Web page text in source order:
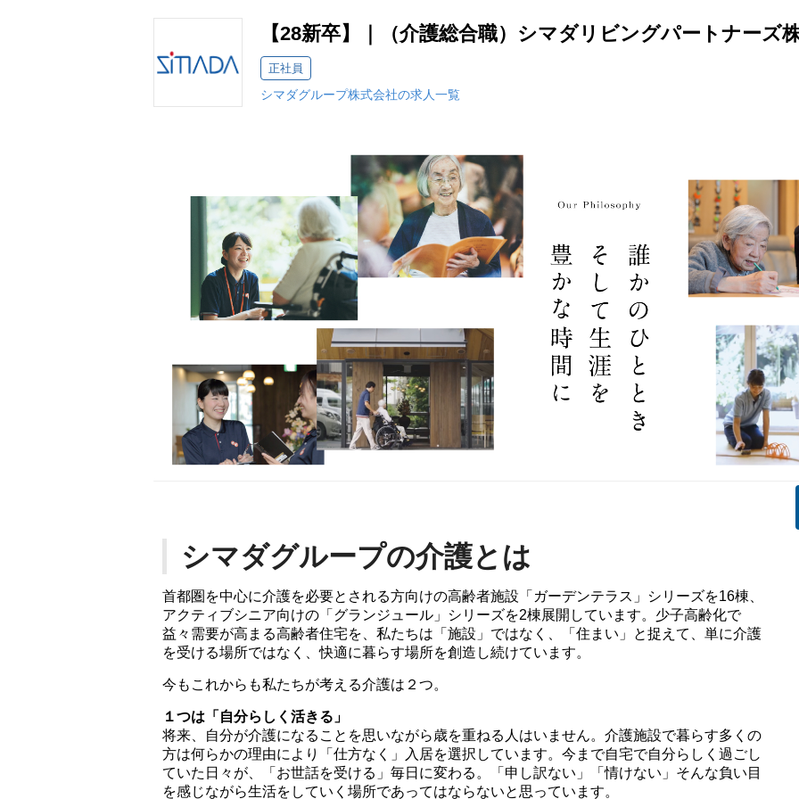
【28新卒】｜（介護総合職）シマダリビングパートナーズ
正社員
シマダグループ株式会社の求人一覧
シマダグループの介護とは
首都圏を中心に介護を必要とされる方向けの高齢者施設「ガーデンテラス」シリーズを16棟、
アクティブシニア向けの「グランジュール」シリーズを2棟展開しています。少子高齢化で
益々需要が高まる高齢者住宅を、私たちは「施設」ではなく、「住まい」と捉えて、単に介護
を受ける場所ではなく、快適に暮らす場所を創造し続けています。
今もこれからも私たちが考える介護は２つ。
１つは「自分らしく活きる」
将来、自分が介護になることを思いながら歳を重ねる人はいません。介護施設で暮らす多くの
方は何らかの理由により「仕方なく」入居を選択しています。今まで自宅で自分らしく過ごし
ていた日々が、「お世話を受ける」毎日に変わる。「申し訳ない」「情けない」そんな負い目
を感じながら生活をしていく場所であってはならないと思っています。